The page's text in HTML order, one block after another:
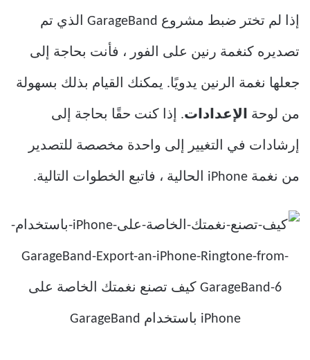
إذا لم تختر ضبط مشروع GarageBand الذي تم
تصديره كنغمة رنين على الفور ، فأنت بحاجة إلى
جعلها نغمة الرنين يدويًا. يمكنك القيام بذلك بسهولة
من لوحة الإعدادات. إذا كنت حقًا بحاجة إلى
إرشادات في التغيير إلى واحدة مخصصة للتصدير
من نغمة iPhone الحالية ، فاتبع الخطوات التالية.